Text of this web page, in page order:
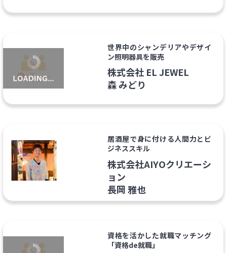
世界中のシャンデリアやデザイ
ン照明器具を販売
株式会社 EL JEWEL
森 みどり
居酒屋で身に付ける人間力とビ
ジネススキル
株式会社AIYOクリエーシ
ョン
長岡 雅也
資格を活かした就職マッチング
「資格de就職」